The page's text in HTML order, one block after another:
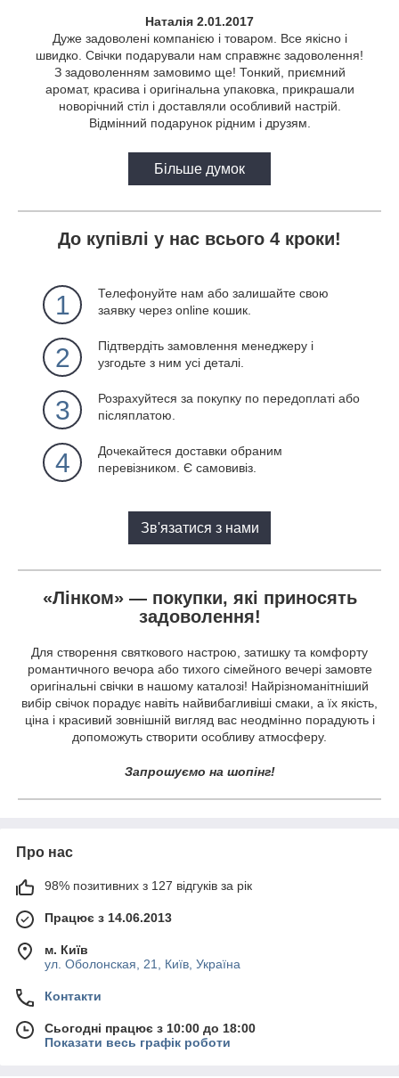
Наталія 2.01.2017
Дуже задоволені компанією і товаром. Все якісно і
швидко. Свічки подарували нам справжнє задоволення!
З задоволенням замовимо ще! Тонкий, приємний
аромат, красива і оригінальна упаковка, прикрашали
новорічний стіл і доставляли особливий настрій.
Відмінний подарунок рідним і друзям.
Більше думок
До купівлі у нас всього 4 кроки!
1
Телефонуйте нам або залишайте свою
заявку через online кошик.
2
Підтвердіть замовлення менеджеру і
узгодьте з ним усі деталі.
3
Розрахуйтеся за покупку по передоплаті або
післяплатою.
4
Дочекайтеся доставки обраним
перевізником. Є самовивіз.
Зв'язатися з нами
«Лінком» — покупки, які приносять
задоволення!
Для створення святкового настрою, затишку та комфорту
романтичного вечора або тихого сімейного вечері замовте
оригінальні свічки в нашому каталозі! Найрізноманітніший
вибір свічок порадує навіть найвибагливіші смаки, а їх якість,
ціна і красивий зовнішній вигляд вас неодмінно порадують і
допоможуть створити особливу атмосферу.
Запрошуємо на шопінг!
Про нас
98% позитивних з 127 відгуків за рік
Працює з 14.06.2013
м. Київ
ул. Оболонская, 21, Київ, Україна
Контакти
Сьогодні працює з 10:00 до 18:00
Показати весь графік роботи